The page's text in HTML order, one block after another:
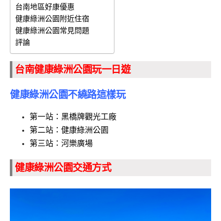
台南地區好康優惠
健康綠洲公園附近住宿
健康綠洲公園常見問題
評論
台南健康綠洲公園玩一日遊
健康綠洲公園不繞路這樣玩
第一站：黑橋牌觀光工廠
第二站：健康綠洲公園
第三站：河樂廣場
健康綠洲公園交通方式